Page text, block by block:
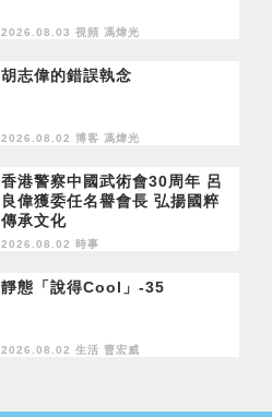
2026.08.03 視頻 馮煒光
胡志偉的錯誤執念
2026.08.02 博客 馮煒光
香港警察中國武術會30周年 呂
良偉獲委任名譽會長 弘揚國粹
傳承文化
2026.08.02 時事
靜態「說得Cool」-35
2026.08.02 生活 曹宏威